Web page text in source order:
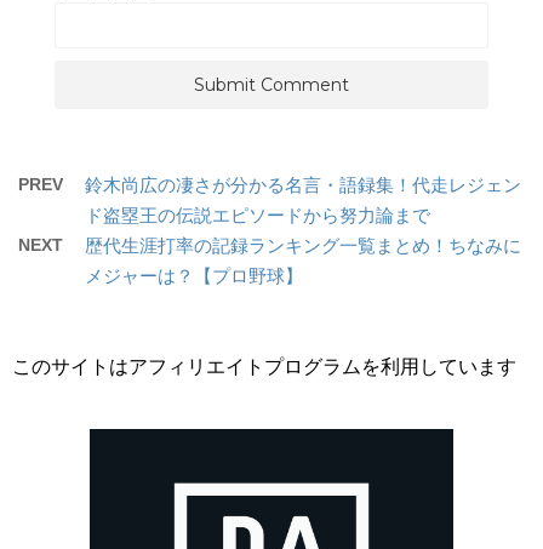
PREV
鈴木尚広の凄さが分かる名言・語録集！代走レジェン
ド盗塁王の伝説エピソードから努力論まで
NEXT
歴代生涯打率の記録ランキング一覧まとめ！ちなみに
メジャーは？【プロ野球】
このサイトはアフィリエイトプログラムを利用しています